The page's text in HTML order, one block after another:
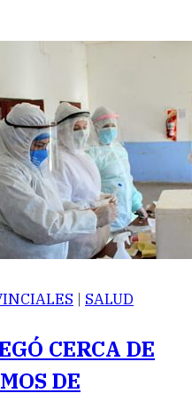
| SALUD
CERCA DE
DE